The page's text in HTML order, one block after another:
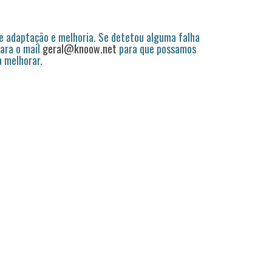
adaptação e melhoria. Se detetou alguma falha
o mail geral@knoow.net para que possamos
melhorar.